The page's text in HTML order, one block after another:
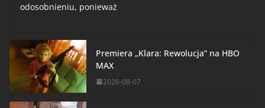
odosobnieniu, ponieważ
Premiera „Klara: Rewolucja” na HBO
MAX
2026-08-07